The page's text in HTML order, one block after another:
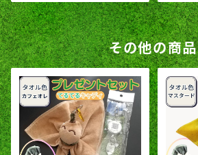
その他の商品